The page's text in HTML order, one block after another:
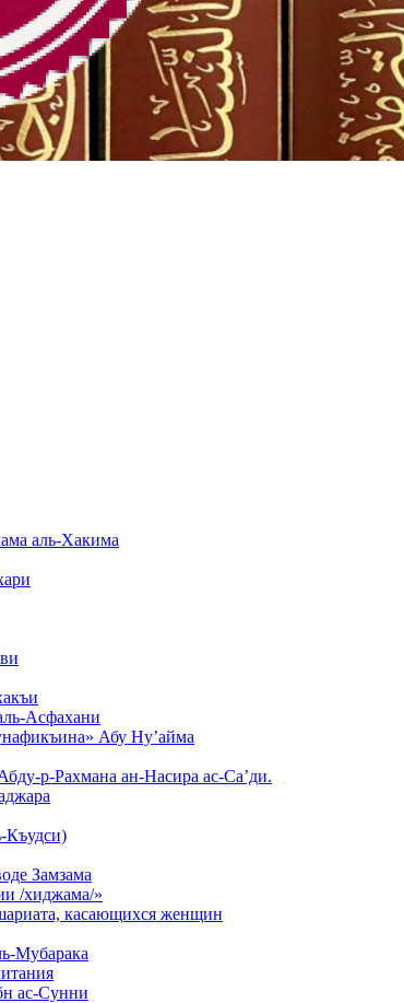
аль-Хакима
Асфахани
Абу Ну’айма
р-Рахмана ан-Насира ас-Са’ди.
Къудси)
Замзама
/хиджама/»
касающихся женщин
Мубарака
ас-Сунни